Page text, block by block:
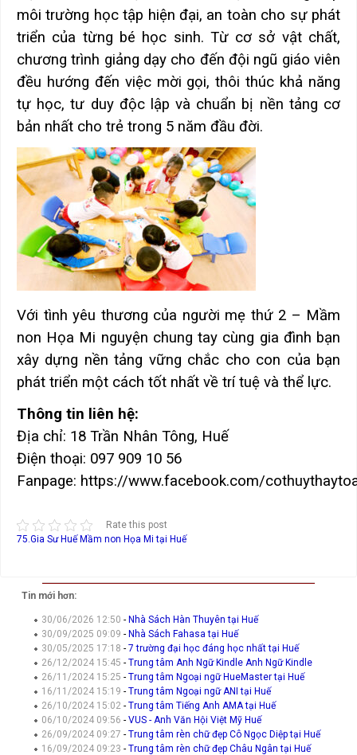
môi trường học tập hiện đại, an toàn cho sự phát
triển của từng bé học sinh. Từ cơ sở vật chất,
chương trình giảng dạy cho đến đội ngũ giáo viên
đều hướng đến việc mời gọi, thôi thúc khả năng
tự học, tư duy độc lập và chuẩn bị nền tảng cơ
bản nhất cho trẻ trong 5 năm đầu đời.
Với tình yêu thương của người mẹ thứ 2 – Mầm
non Họa Mi nguyện chung tay cùng gia đình bạn
xây dựng nền tảng vững chắc cho con của bạn
phát triển một cách tốt nhất về trí tuệ và thể lực.
Thông tin liên hệ:
Địa chỉ: 18 Trần Nhân Tông, Huế
Điện thoại: 097 909 10 56
Fanpage: https://www.facebook.com/
Rate this post
75.Gia Sư Huế Mầm non Họa Mi tại Huế
Tin mới hơn:
30/06/2026 12:50- Nhà Sách Hàn Thuyên tại Huế
30/09/2025 09:09- Nhà Sách Fahasa tại Huế
30/05/2025 17:18-7 trường đại học đáng học nhất tại Huế
26/12/2024 15:45-Trung tâm Anh Ngữ Kindle Anh Ngữ Kindle
26/11/2024 15:25-Trung tâm Ngoại ngữ HueMaster tại Huế
16/11/2024 15:19-Trung tâm Ngoại ngữ ANI tại Huế
26/10/2024 15:02-Trung tâm Tiếng Anh AMA tại Huế
06/10/2024 09:56-VUS - Anh Văn Hội Việt Mỹ Huế
26/09/2024 09:27-Trung tâm rèn chữ đẹp Cô Ngọc Diệp tại Huế
16/09/2024 09:23-Trung tâm rèn chữ đẹp Châu Ngân tại Huế